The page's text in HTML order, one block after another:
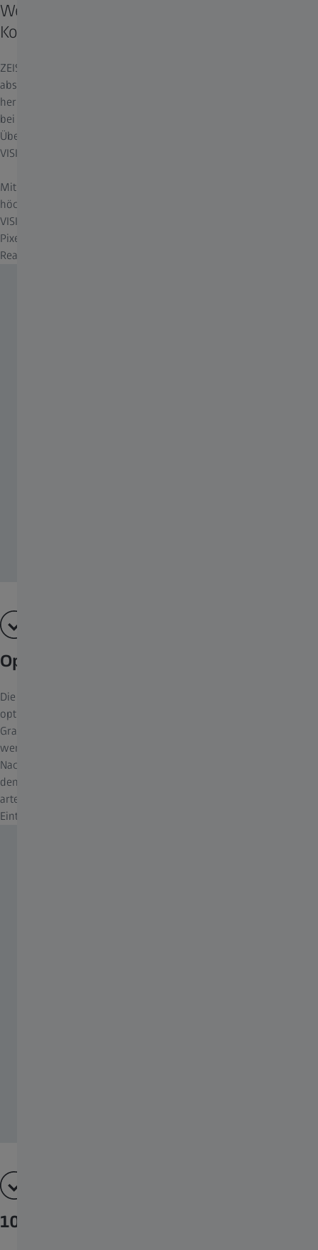
Weltweit höchstes natives
Kontrastverhältnis auf dem Projektormarkt
ZEISS VELVET SIM LED VISIR ermöglicht die Projektion von
absolut schwarzem Bildhintergrund sogar im Infrarotbereich. Bei
herkömmlichen Projektoren würden mit Nachtsichtbrillen selbst
bei Verwendung von mechanischen Blendmasken
Überlappungsbereiche sichtbar werden. ZEISS VELVET SIM LED
VISIR dagegen projiziert IR-Szenarien ohne störendes Restlicht.
Mit einem nativen Kontrast von 2,5 Millionen zu 1 - dem
höchsten auf dem Projektormarkt - bieten ZEISS VELVET SIM LED
VISIR-Projektoren größtmögliche Schärfe durch klar definierte
Pixel und optimale Bildauflösung. Dadurch kann das System die
Realität perfekt nachbilden.
Optimale Graugradation
Die Graugradation ist über den gesamten Helligkeitsbereich
optimal. Vom makellosen Weiß bis hin zu den dunkelsten
Graustufen werden Farben naturgetreu wiedergegeben. So
werden die feinsten Helligkeitsunterschiede bei der
Nachtsimulation wahrnehmbar. Die Blendingbereiche zwischen
den Projektionskanälen sind selbst in dunkelsten Szenarien
artefaktfrei. ZEISS VELVET SIM LED gewährleistet so ein völliges
Eintauchen in die Projektion.
10Bit Farbtiefe